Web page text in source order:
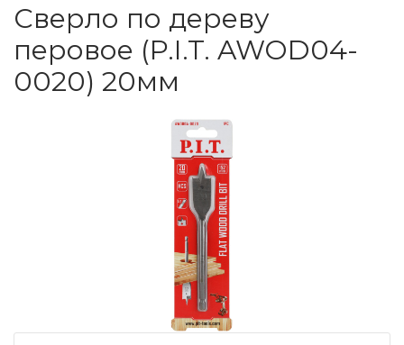
Сверло по дереву
перовое (P.I.T. AWOD04-
0020) 20мм